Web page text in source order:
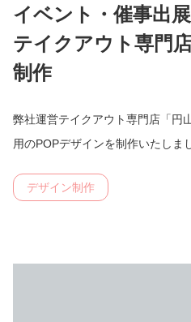
イベント・催事出展
テイクアウト専門
制作
弊社運営テイクアウト専門店「円
用のPOPデザインを制作いたしま
デザイン制作